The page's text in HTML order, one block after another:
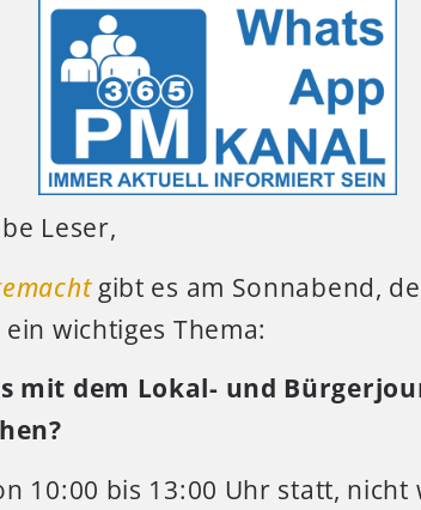
Leser,
gibt es am Sonnabend,
wichtiges Thema:
mit dem Lokal- und
10:00 bis 13:00 Uhr statt,